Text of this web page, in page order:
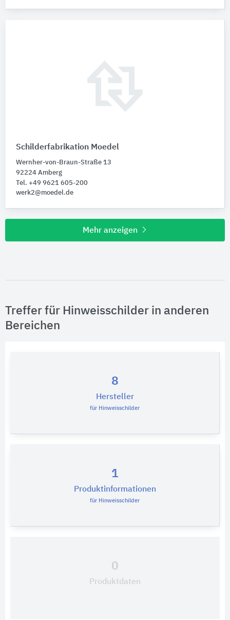
Schilderfabrikation Moedel
Wernher-von-Braun-Straße 13
92224 Amberg
Tel. +49 9621 605-200
werk2@moedel.de
Mehr anzeigen
Treffer für Hinweisschilder in anderen
Bereichen
8
Hersteller
für Hinweisschilder
1
Produktinformationen
für Hinweisschilder
0
Produktdaten